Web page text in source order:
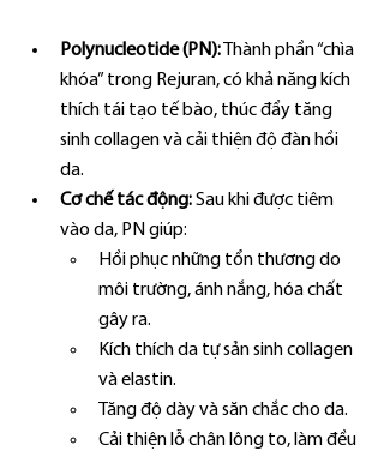
Polynucleotide (PN): Thành phần “chìa
khóa” trong Rejuran, có khả năng kích
thích tái tạo tế bào, thúc đẩy tăng
sinh collagen và cải thiện độ đàn hồi
da.
Cơ chế tác động: Sau khi được tiêm
vào da, PN giúp:
Hồi phục những tổn thương do
môi trường, ánh nắng, hóa chất
gây ra.
Kích thích da tự sản sinh collagen
và elastin.
Tăng độ dày và săn chắc cho da.
Cải thiện lỗ chân lông to, làm đều